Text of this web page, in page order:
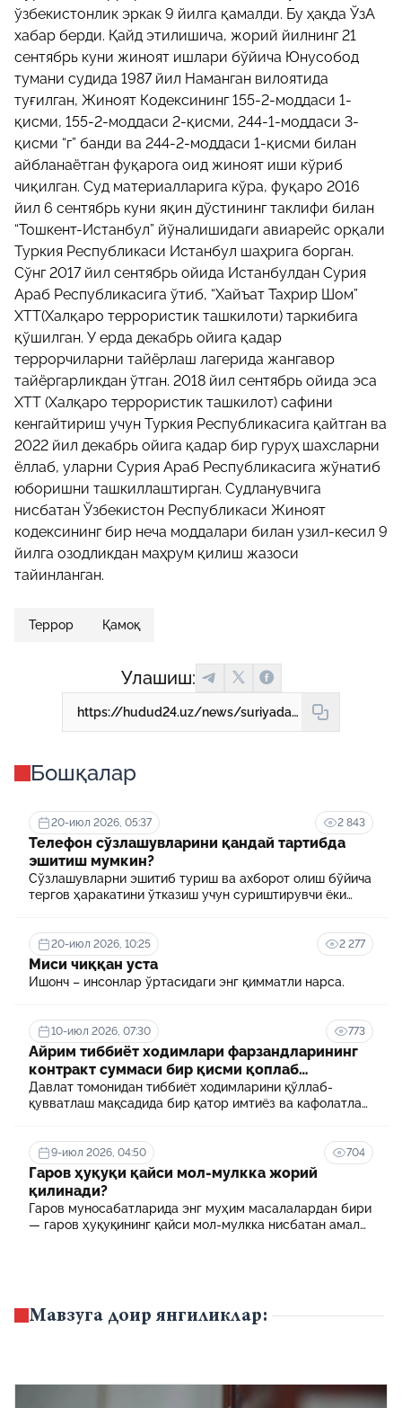
ўзбекистонлик эркак 9 йилга қамалди. Бу ҳақда ЎзА
хабар берди. Қайд этилишича, жорий йилнинг 21
сентябрь куни жиноят ишлари бўйича Юнусобод
тумани судида 1987 йил Наманган вилоятида
туғилган, Жиноят Кодексининг 155-2-моддаси 1-
қисми, 155-2-моддаси 2-қисми, 244-1-моддаси 3-
қисми “г” банди ва 244-2-моддаси 1-қисми билан
айбланаётган фуқарога оид жиноят иши кўриб
чиқилган. Суд материалларига кўра, фуқаро 2016
йил 6 сентябрь куни яқин дўстининг таклифи билан
“Тошкент-Истанбул” йўналишидаги авиарейс орқали
Туркия Республикаси Истанбул шаҳрига борган.
Сўнг 2017 йил сентябрь ойида Истанбулдан Сурия
Араб Республикасига ўтиб, “Хайъат Тахрир Шом”
ХТТ(Халқаро террористик ташкилоти) таркибига
қўшилган. У ерда декабрь ойига қадар
террорчиларни тайёрлаш лагерида жангавор
тайёргарликдан ўтган. 2018 йил сентябрь ойида эса
ХТТ (Халқаро террористик ташкилот) сафини
кенгайтириш учун Туркия Республикасига қайтган ва
2022 йил декабрь ойига қадар бир гуруҳ шахсларни
ёллаб, уларни Сурия Араб Республикасига жўнатиб
юборишни ташкиллаштирган. Судланувчига
нисбатан Ўзбекистон Республикаси Жиноят
кодексининг бир неча моддалари билан узил-кесил 9
йилга озодликдан маҳрум қилиш жазоси
тайинланган.
Террор Қамоқ
Улашиш:
https://hudud24.uz/news/suriyadagi-terrorchilik-tashkilotiga-kushilgan-uzbekistonlik-erkak-kamaldi
Бошқалар
20-июл 2026, 05:37 2 843
Телефон сўзлашувларини қандай тартибда
эшитиш мумкин?
Сўзлашувларни эшитиб туриш ва ахборот олиш бўйича
тергов ҳаракатини ўтказиш учун суриштирувчи ёки
20-июл 2026, 10:25 2 277
Миси чиққан уста
Ишонч – инсонлар ўртасидаги энг қимматли нарса.
10-июл 2026, 07:30 773
Айрим тиббиёт ходимлари фарзандларининг
контракт суммаси бир қисми қоплаб
берилади
Давлат томонидан тиббиёт ходимларини қўллаб-
қувватлаш мақсадида бир қатор имтиёз ва кафолатлар
муассасасида ўқиш учун тўланадиган контракт
маблағининг бир қисмини қоплаб бериш тартибидир
9-июл 2026, 04:50 704
Гаров ҳуқуқи қайси мол-мулкка жорий
қилинади?
Гаров муносабатларида энг муҳим масалалардан бири
— гаров ҳуқуқининг қайси мол-мулкка нисбатан амал
Мавзуга доир янгиликлар: